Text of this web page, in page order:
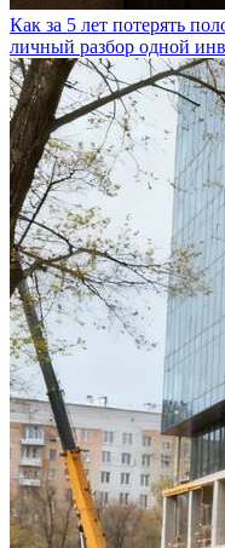
Как за 5 лет потерять
личный разбор одной